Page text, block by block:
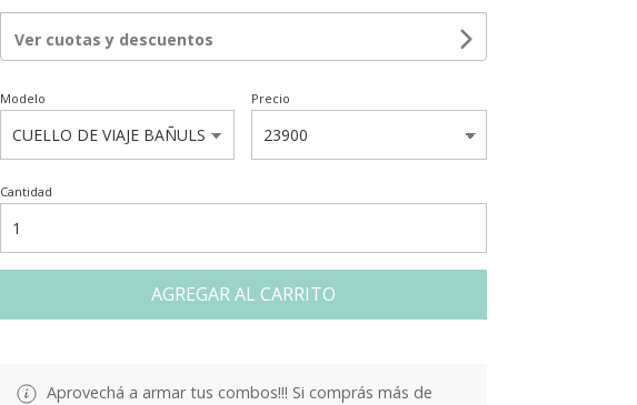
Ver cuotas y descuentos
Modelo Precio
Cantidad
AGREGAR AL CARRITO
Aprovechá a armar tus combos!!! Si comprás más de